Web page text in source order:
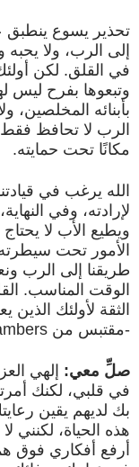
تحذير يسوع ينطبق
إلى الرب، ولا
في القلق. لكن أولئك
وتبعوها بفرح ليس
بأبنائه المخلصين،
الرب لا تحافظ فقط
مكانًا تحت حمايته.
الله يرغب في
لإرادته، وفي
ويطيع الأب لا
الأمور تحت
طريقنا إلى الرب
الوقت المناسب.
الثقة لأولئك
-مقتبس من O. Chambers. حتى غدًا، إذا سمح الرب.
صلِّ معي: إلهي
في قلبي، لكنك
بك لديهم يقين
هذه الحياة، لكنني
أرفع أفكاري فوق